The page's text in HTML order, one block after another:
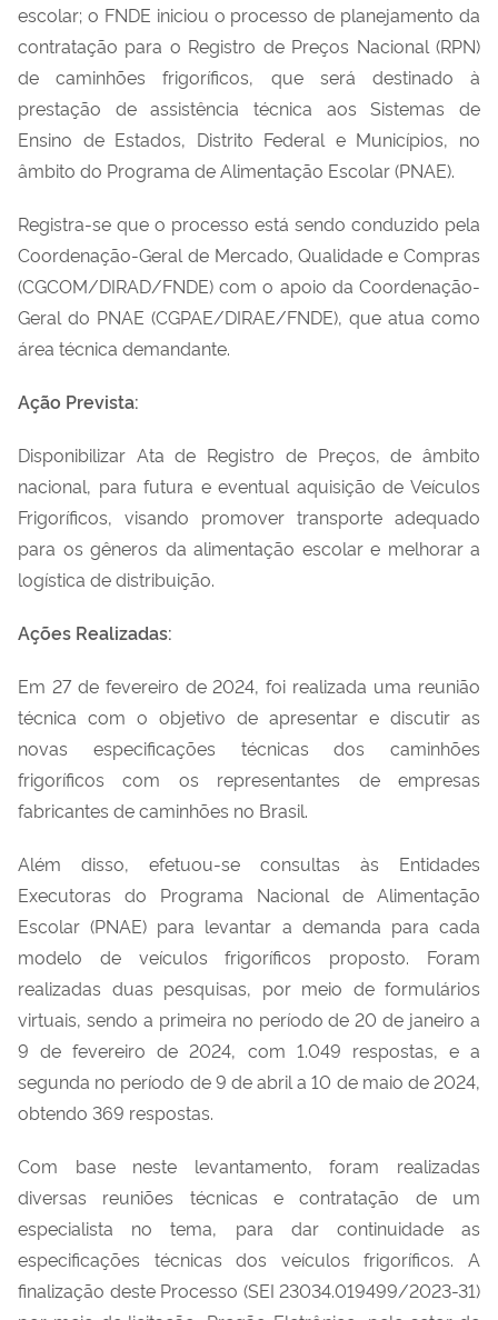
escolar; o FNDE iniciou o processo de planejamento da
contratação para o Registro de Preços Nacional (RPN)
de caminhões frigoríficos, que será destinado à
prestação de assistência técnica aos Sistemas de
Ensino de Estados, Distrito Federal e Municípios, no
âmbito do Programa de Alimentação Escolar (PNAE).
Registra-se que o processo está sendo conduzido pela
Coordenação-Geral de Mercado, Qualidade e Compras
(CGCOM/DIRAD/FNDE) com o apoio da Coordenação-
Geral do PNAE (CGPAE/DIRAE/FNDE), que atua como
área técnica demandante.
Ação Prevista:
Disponibilizar Ata de Registro de Preços, de âmbito
nacional, para futura e eventual aquisição de Veículos
Frigoríficos, visando promover transporte adequado
para os gêneros da alimentação escolar e melhorar a
logística de distribuição.
Ações Realizadas:
Em 27 de fevereiro de 2024, foi realizada uma reunião
técnica com o objetivo de apresentar e discutir as
novas especificações técnicas dos caminhões
frigoríficos com os representantes de empresas
fabricantes de caminhões no Brasil.
Além disso, efetuou-se consultas às Entidades
Executoras do Programa Nacional de Alimentação
Escolar (PNAE) para levantar a demanda para cada
modelo de veículos frigoríficos proposto. Foram
realizadas duas pesquisas, por meio de formulários
virtuais, sendo a primeira no período de 20 de janeiro a
9 de fevereiro de 2024, com 1.049 respostas, e a
segunda no período de 9 de abril a 10 de maio de 2024,
obtendo 369 respostas.
Com base neste levantamento, foram realizadas
diversas reuniões técnicas e contratação de um
especialista no tema, para dar continuidade as
especificações técnicas dos veículos frigoríficos. A
finalização deste Processo (SEI 23034.019499/2023-31)